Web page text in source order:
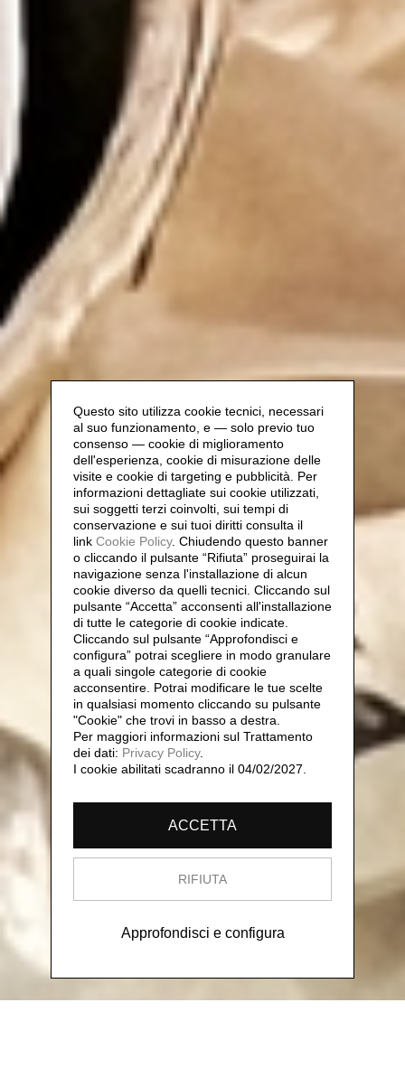
Questo sito utilizza cookie tecnici, necessari
al suo funzionamento, e — solo previo tuo
consenso — cookie di miglioramento
dell'esperienza, cookie di misurazione delle
visite e cookie di targeting e pubblicità. Per
informazioni dettagliate sui cookie utilizzati,
sui soggetti terzi coinvolti, sui tempi di
conservazione e sui tuoi diritti consulta il
link Cookie Policy. Chiudendo questo banner
o cliccando il pulsante “Rifiuta” proseguirai la
navigazione senza l'installazione di alcun
cookie diverso da quelli tecnici. Cliccando sul
pulsante “Accetta” acconsenti all'installazione
di tutte le categorie di cookie indicate.
Cliccando sul pulsante “Approfondisci e
configura” potrai scegliere in modo granulare
a quali singole categorie di cookie
acconsentire. Potrai modificare le tue scelte
in qualsiasi momento cliccando su pulsante
"Cookie" che trovi in basso a destra.
Per maggiori informazioni sul Trattamento
dei dati: Privacy Policy.
I cookie abilitati scadranno il 04/02/2027.
ACCETTA
RIFIUTA
Approfondisci e configura